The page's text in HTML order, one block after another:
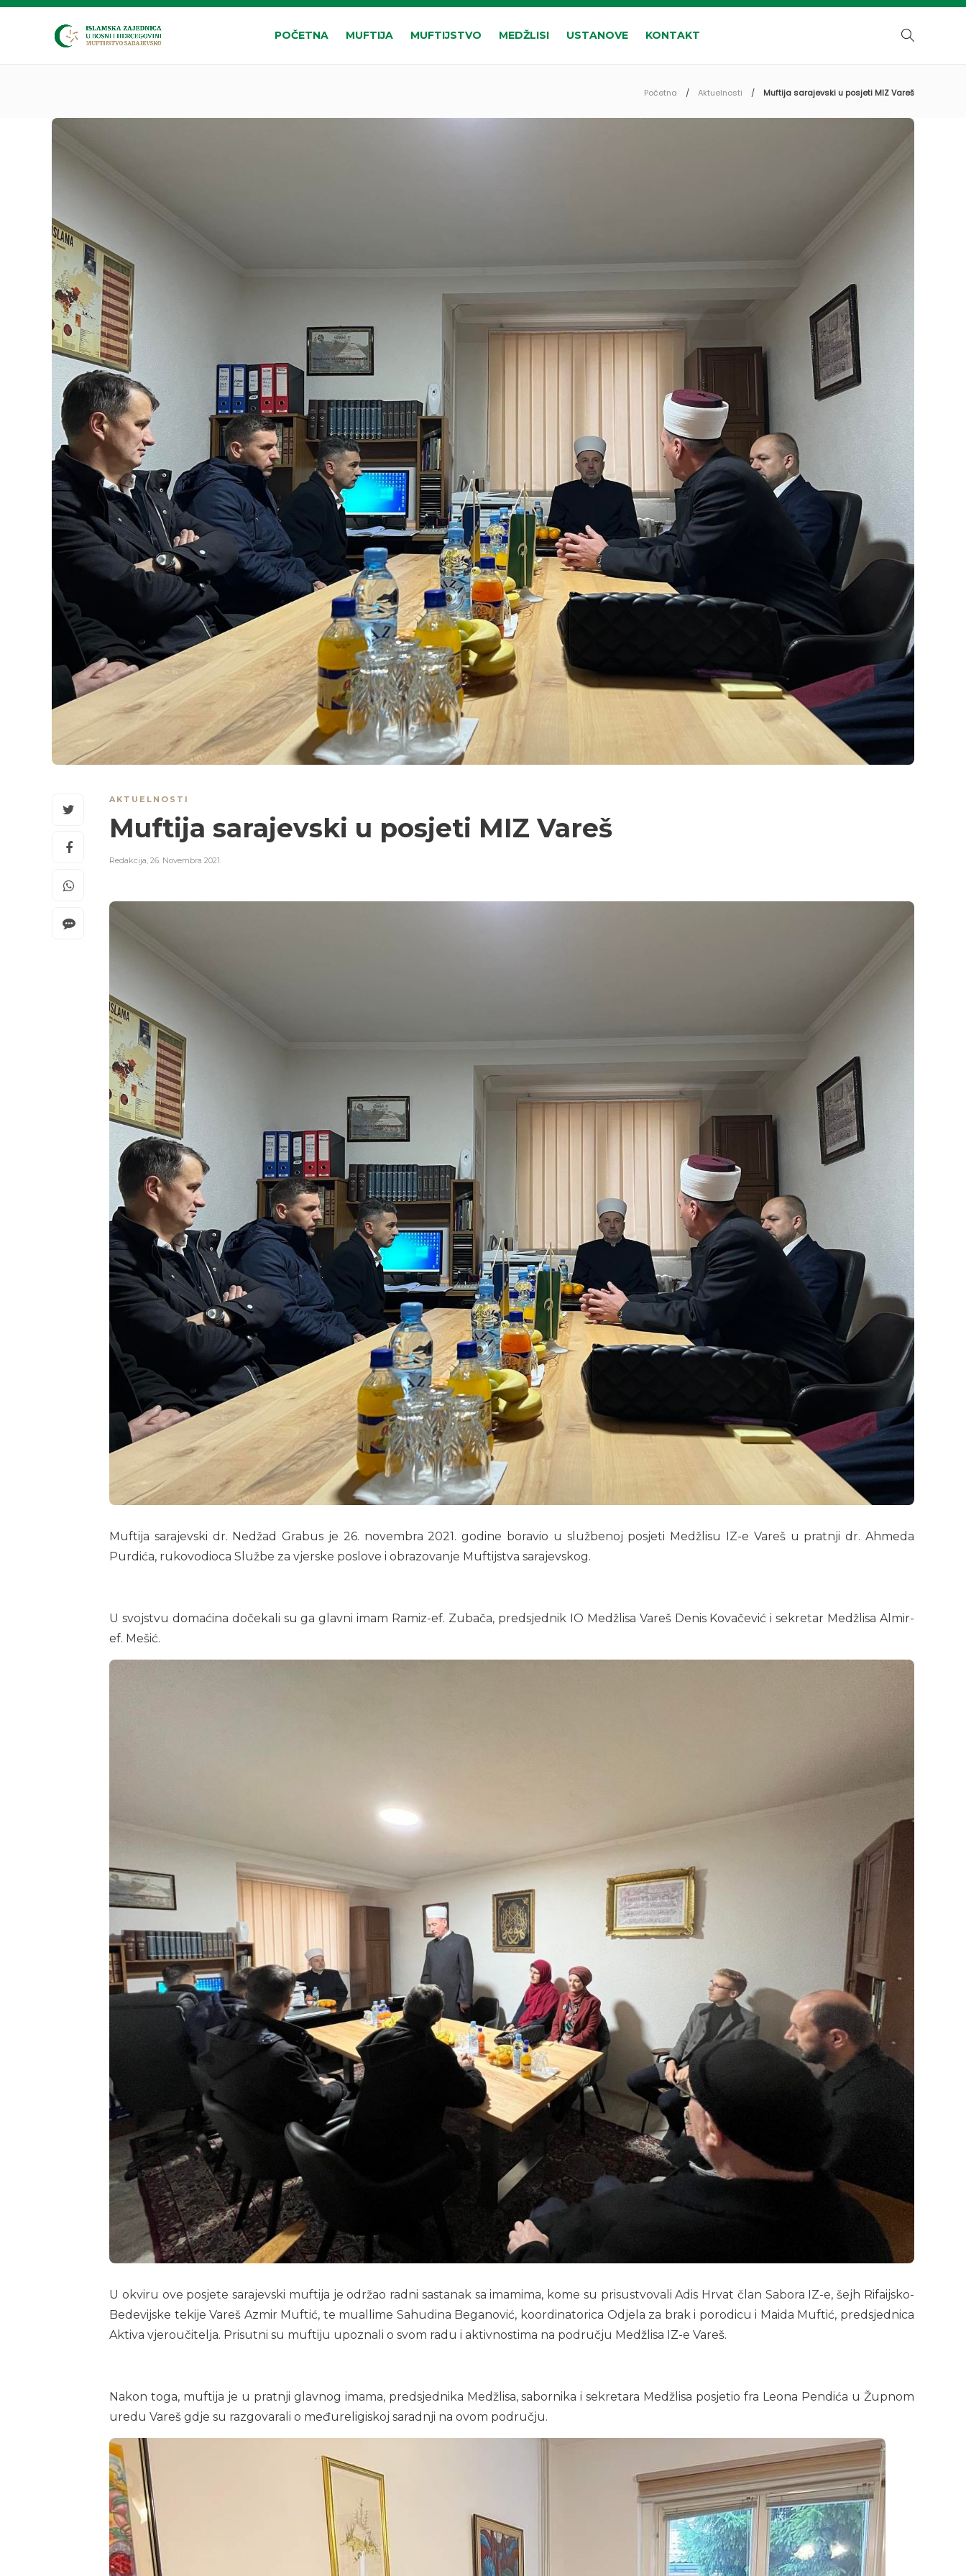
POČETNA MUFTIJA MUFTIJSTVO MEDŽLISI USTANOVE KONTAKT
Početna Aktuelnosti Muftija sarajevski u posjeti MIZ Vareš
AKTUELNOSTI
Muftija sarajevski u posjeti MIZ Vareš
Redakcija, 26. Novembra 2021.
Muftija sarajevski dr. Nedžad Grabus je 26. novembra 2021. godine boravio u službenoj posjeti Medžlisu IZ-e Vareš u pratnji dr. Ahmeda
Purdića, rukovodioca Službe za vjerske poslove i obrazovanje Muftijstva sarajevskog.
U svojstvu domaćina dočekali su ga glavni imam Ramiz-ef. Zubača, predsjednik IO Medžlisa Vareš Denis Kovačević i sekretar Medžlisa Almir-
ef. Mešić.
U okviru ove posjete sarajevski muftija je održao radni sastanak sa imamima, kome su prisustvovali Adis Hrvat član Sabora IZ-e, šejh Rifaijsko-
Bedevijske tekije Vareš Azmir Muftić, te muallime Sahudina Beganović, koordinatorica Odjela za brak i porodicu i Maida Muftić, predsjednica
Aktiva vjeroučitelja. Prisutni su muftiju upoznali o svom radu i aktivnostima na području Medžlisa IZ-e Vareš.
Nakon toga, muftija je u pratnji glavnog imama, predsjednika Medžlisa, sabornika i sekretara Medžlisa posjetio fra Leona Pendića u Župnom
uredu Vareš gdje su razgovarali o međureligiskoj saradnji na ovom području.